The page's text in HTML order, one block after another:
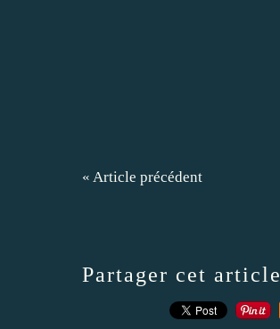
« Article précédent
Partager cet article